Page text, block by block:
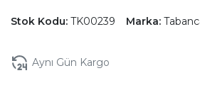
Stok Kodu: TK00239 Marka:
Aynı Gün Kargo